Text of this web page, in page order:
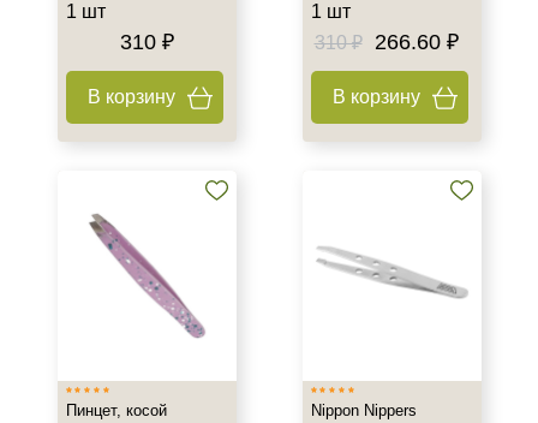
1 шт
310 ₽
В корзину
1 шт
310 ₽
266.60 ₽
В корзину
Пинцет, косой
Nippon Nippers